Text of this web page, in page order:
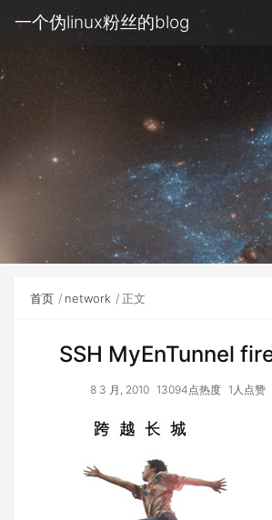
一个伪linux粉丝的blog
首页 network 正文
SSH MyEnTunnel
8 3 月, 2010 13094点热度 1人点赞